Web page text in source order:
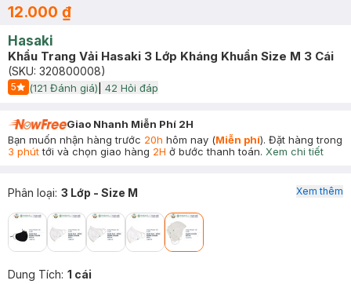
12.000 ₫
Hasaki
Khẩu Trang Vải Hasaki 3 Lớp Kháng Khuẩn Size M 3 Cái
(SKU: 320800008)
5
Start Icon
(121 Đánh giá) 42 Hỏi đáp
Giao Nhanh Miễn Phí 2H
Bạn muốn nhận hàng trước 20h hôm nay (Miễn phí). Đặt hàng trong
3 phúttới và chọn giao hàng 2H ở bước thanh toán. Xem chi tiết
Phân loại: 3 Lớp - Size M
Dung Tích: 1 cái
Xem thêm